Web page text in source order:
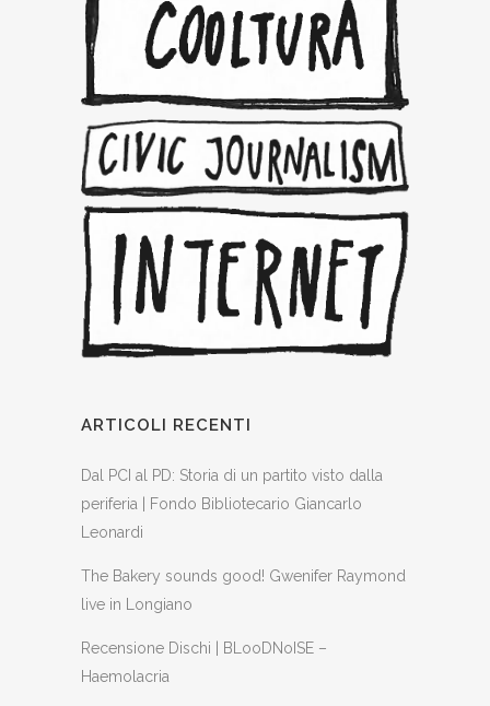
ARTICOLI RECENTI
Dal PCI al PD: Storia di un partito visto dalla
periferia | Fondo Bibliotecario Giancarlo
Leonardi
The Bakery sounds good! Gwenifer Raymond
live in Longiano
Recensione Dischi | BLooDNoISE –
Haemolacria